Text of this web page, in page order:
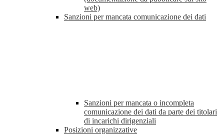
web)
Sanzioni per mancata comunicazione dei dati
Sanzioni per mancata o incompleta
comunicazione dei dati da parte dei titolari
di incarichi dirigenziali
Posizioni organizzative